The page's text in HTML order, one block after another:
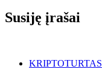
Susiję įrašai
KRIPTOTURTAS